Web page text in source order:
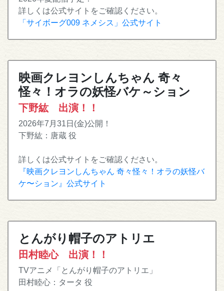
詳しくは公式サイトをご確認ください。
「サイボーグ009 ネメシス」公式サイト
映画クレヨンしんちゃん 奇々
怪々！オラの妖怪バケ～ション
下野紘 出演！！
2026年7月31日(金)公開！
下野紘：唐蔵 役
詳しくは公式サイトをご確認ください。
『映画クレヨンしんちゃん 奇々怪々！オラの妖怪バ
ケ〜ション』公式サイト
とんがり帽子のアトリエ
田村睦心 出演！！
TVアニメ「とんがり帽子のアトリエ」
田村睦心：タータ 役